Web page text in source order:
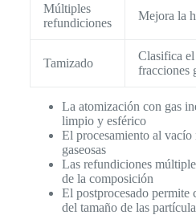
Múltiples
refundiciones
Mejora la
Tamizado
Clasifica
fracciones
La atomización con gas
limpio y esférico
El procesamiento al
gaseosas
Las refundiciones
de la composición
El postprocesado
del tamaño de las